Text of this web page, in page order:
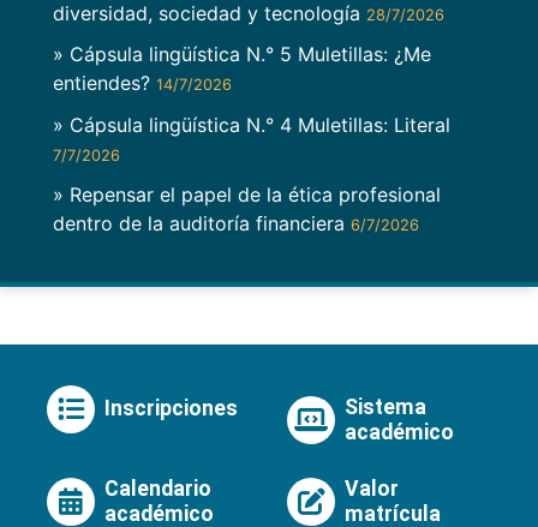
diversidad, sociedad y tecnología 28/7/2026
» Cápsula lingüística N.° 5 Muletillas: ¿Me
entiendes? 14/7/2026
» Cápsula lingüística N.° 4 Muletillas: Literal
7/7/2026
» Repensar el papel de la ética profesional
dentro de la auditoría financiera 6/7/2026
Inscripciones
Sistema
académico
Calendario
académico
Valor
matrícula